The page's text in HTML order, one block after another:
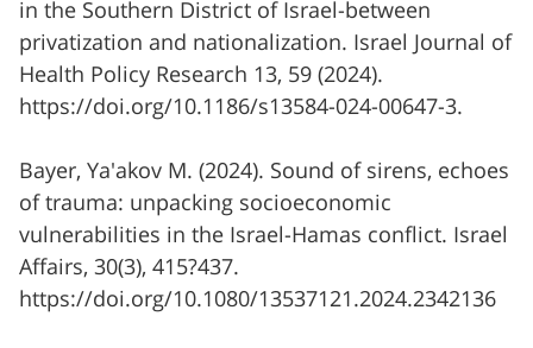
in the Southern District of Israel-between
privatization and nationalization. Israel Journal of
Health Policy Research 13, 59 (2024).
https://doi.org/10.1186/s13584-024-00647-3.
Bayer, Ya'akov M. (2024). Sound of sirens, echoes
of trauma: unpacking socioeconomic
vulnerabilities in the Israel-Hamas conflict. Israel
Affairs, 30(3), 415?437.
https://doi.org/10.1080/13537121.2024.2342136